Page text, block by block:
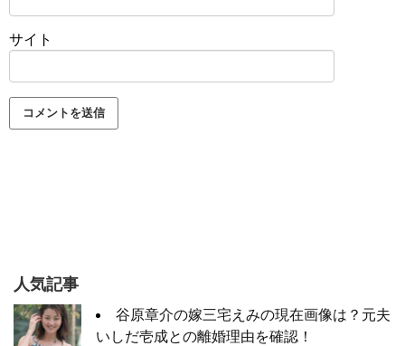
サイト
人気記事
谷原章介の嫁三宅えみの現在画像は？元夫
いしだ壱成との離婚理由を確認！